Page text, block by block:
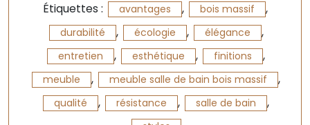
Étiquettes : avantages , bois massif ,
durabilité , écologie , élégance ,
entretien , esthétique , finitions ,
meuble , meuble salle de bain bois massif ,
qualité , résistance , salle de bain ,